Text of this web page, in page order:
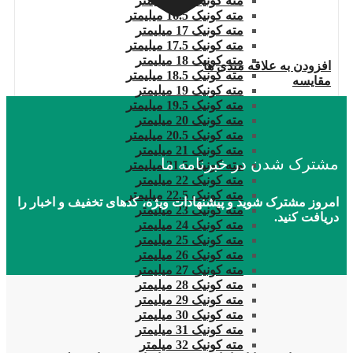
مته کونیک 16.5 میلیمتر
مته کونیک 17 میلیمتر
مته کونیک 17.5 میلیمتر
مته کونیک 18 میلیمتر
مته کونیک 18.5 میلیمتر
مته کونیک 19 میلیمتر
مته کونیک 19.5 میلیمتر
مته کونیک 20 میلیمتر
مته کونیک 20.5 میلیمتر
مته کونیک 21 میلیمتر
مته کونیک 21.5 میلیمتر
مته کونیک 22 میلیمتر
مته کونیک 22.5 میلیمتر
مته کونیک 23 میلیمتر
مته کونیک 24 میلیمتر
مته کونیک 25 میلیمتر
مته کونیک 26 میلیمتر
مته کونیک 27 میلیمتر
مته کونیک 28 میلیمتر
مته کونیک 29 میلیمتر
مته کونیک 30 میلیمتر
مته کونیک 31 میلیمتر
مته کونیک 32 میلمتر
افزودن به علاقه مندی ها
مقایسه
مشترک شدن در خبرنامه ما
امروز مشترک شوید و پیشنهادات ویژه، کدهای تخفیف و اخبار را
دریافت کنید.